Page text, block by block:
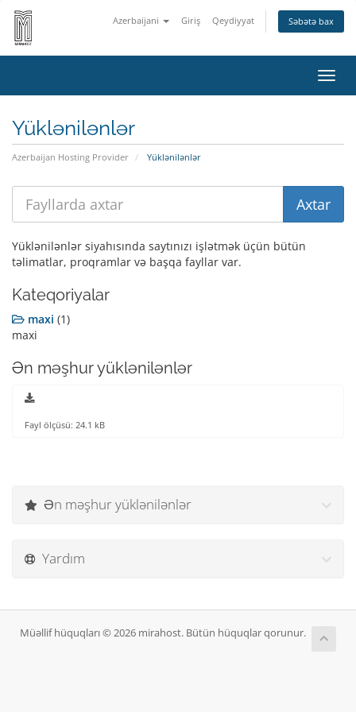
Azerbaijani Giriş Qeydiyyat Səbətə bax
keçid
Yüklənilənlər
Azerbaijan Hosting Provider Yüklənilənlər
Yüklənilənlər siyahısında saytınızı işlətmək üçün bütün
təlimatlar, proqramlar və başqa fayllar var.
Kateqoriyalar
maxi (1)
maxi
Ən məşhur yüklənilənlər
Fayl ölçüsü: 24.1 kB
Ən məşhur yüklənilənlər
Yardım
Müəllif hüquqları © 2026 mirahost. Bütün hüquqlar qorunur.